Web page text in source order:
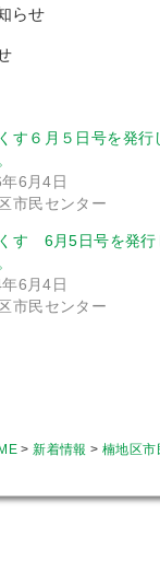
らせ
す６月５日号を発行
6月4日
市民センター
す 6月5日号を発行
6月4日
市民センター
>新着情報 > 楠地区市